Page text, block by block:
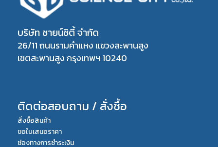
บริษัท ซายน์ซิตี้ จำกัด
26/11 ถนนรามคำแหง แขวงสะพานสูง
เขตสะพานสูง กรุงเทพฯ 10240
ติดต่อสอบถาม / สั่งซื้อ
สั่งซื้อสินค้า
ขอใบเสนอราคา
ช่องทางการชำระเงิน